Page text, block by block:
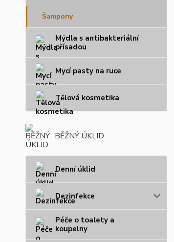
Šampony
Mýdla s antibakteriální
přísadou
Mycí pasty na ruce
Tělová kosmetika
BĚŽNÝ ÚKLID
Denní úklid
Dezinfekce
Péče o toalety a
koupelny